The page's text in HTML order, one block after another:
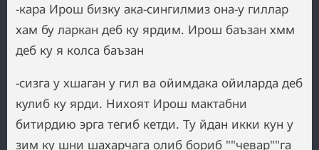
-кара Ирош бизку ака-сингилмиз она-у гиллар
хам бу ларкан деб ку ярдим. Ирош баъзан хмм
деб ку я колса баъзан
-сизга у хшаган у гил ва ойимдака ойиларда деб
кулиб ку ярди. Нихоят Ирош мактабни
битирдию эрга тегиб кетди. Ту йдан икки кун у
зим ку шни шахарчага олиб бориб ""чевар""га